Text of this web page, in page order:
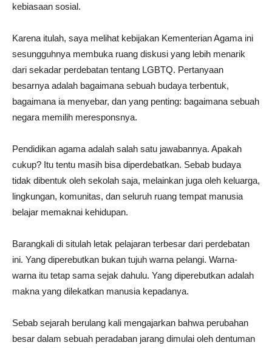
kebiasaan sosial.
Karena itulah, saya melihat kebijakan Kementerian Agama ini
sesungguhnya membuka ruang diskusi yang lebih menarik
dari sekadar perdebatan tentang LGBTQ. Pertanyaan
besarnya adalah bagaimana sebuah budaya terbentuk,
bagaimana ia menyebar, dan yang penting: bagaimana sebuah
negara memilih meresponsnya.
Pendidikan agama adalah salah satu jawabannya. Apakah
cukup? Itu tentu masih bisa diperdebatkan. Sebab budaya
tidak dibentuk oleh sekolah saja, melainkan juga oleh keluarga,
lingkungan, komunitas, dan seluruh ruang tempat manusia
belajar memaknai kehidupan.
Barangkali di situlah letak pelajaran terbesar dari perdebatan
ini. Yang diperebutkan bukan tujuh warna pelangi. Warna-
warna itu tetap sama sejak dahulu. Yang diperebutkan adalah
makna yang dilekatkan manusia kepadanya.
Sebab sejarah berulang kali mengajarkan bahwa perubahan
besar dalam sebuah peradaban jarang dimulai oleh dentuman